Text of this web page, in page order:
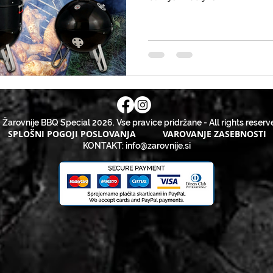
BBQ Special 2026. Vse pravice pridržane - All rights
SPLOŠNI POGOJI POSLOVANJA VAROVANJE ZASEBNOSTI
KONTAKT: info@zarovnije.si